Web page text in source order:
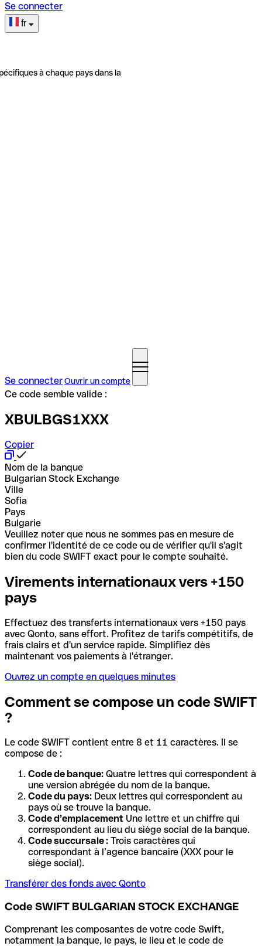
Se connecter
fr
à chaque pays dans la
Se connecterOuvrir un compte
Ce code semble valide :
XBULBGS1XXX
Copier
Nom de la banque
Bulgarian Stock Exchange
Ville
Sofia
Pays
Bulgarie
Veuillez noter que nous ne sommes pas en mesure de
confirmer l'identité de ce code ou de vérifier qu'il s'agit
bien du code SWIFT exact pour le compte souhaité.
Virements internationaux vers +150
pays
Effectuez des transferts internationaux vers +150 pays
avec Qonto, sans effort. Profitez de tarifs compétitifs, de
frais clairs et d'un service rapide. Simplifiez dès
maintenant vos paiements à l'étranger.
Ouvrez un compte en quelques minutes
Comment se compose un code SWIFT
?
Le code SWIFT contient entre 8 et 11 caractères. Il se
compose de :
Code de banque: Quatre lettres qui correspondent à
une version abrégée du nom de la banque.
Code du pays: Deux lettres qui correspondent au
pays où se trouve la banque.
Code d’emplacement Une lettre et un chiffre qui
correspondent au lieu du siège social de la banque.
Code succursale : Trois caractères qui
correspondant à l’agence bancaire (XXX pour le
siège social).
Transférer des fonds avec Qonto
Code SWIFT BULGARIAN STOCK EXCHANGE
Comprenant les composantes de votre code Swift,
notamment la banque, le pays, le lieu et le code de